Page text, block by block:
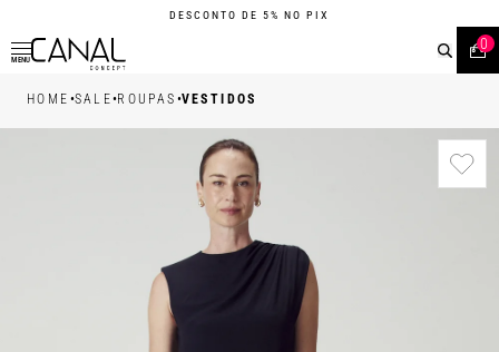
DESCONTO DE 5% NO PIX
MENU
0
HOME •SALE•ROUPAS •VESTIDOS